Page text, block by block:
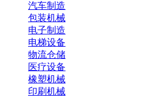
汽车制造
包装机械
电子制造
电梯设备
物流仓储
医疗设备
橡塑机械
印刷机械